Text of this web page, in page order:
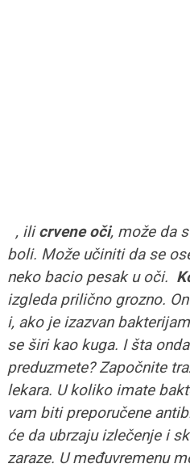
, ilicrvene oči, može da
boli. Može učiniti da se
neko bacio pesak u oči.
izgleda prilično grozno.
i, ako je izazvan
se širi kao kuga. I šta
preduzmete? Započnite
lekara. U koliko imate
vam biti preporučene
će da ubrzaju izlečenje i
zaraze. U međuvremenu